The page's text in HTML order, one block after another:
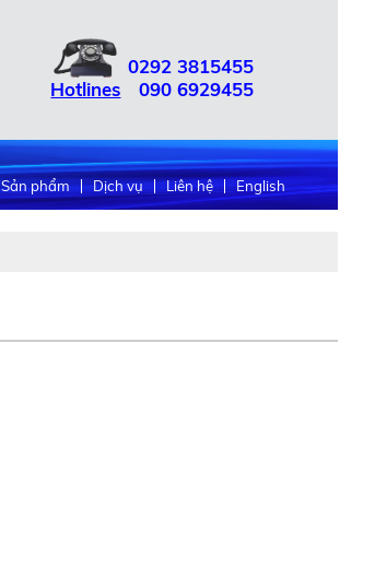
Hotlines
02923815455
090 6929455
Sản phẩm Dịch vụ Liên hệ English